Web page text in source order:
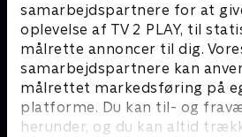
samarbejdspartnere for at
oplevelse af TV 2 PLAY, til
målrette annoncer til dig.
samarbejdspartnere kan
målrettet markedsføring på
platforme. Du kan til- og
herunder, og du kan altid
24 stjerners julikalender
TV-Shows • 1 sæsoner